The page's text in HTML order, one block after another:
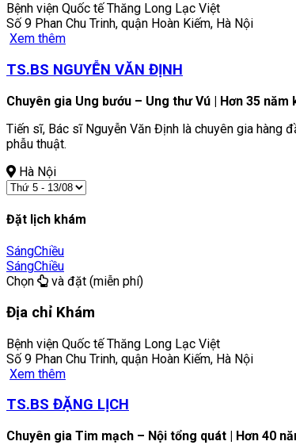
Bệnh viện Quốc tế Thăng Long Lạc Việt
Số 9 Phan Chu Trinh, quận Hoàn Kiếm, Hà Nội
Xem thêm
TS.BS NGUYỄN VĂN ĐỊNH
Chuyên gia Ung bướu – Ung thư Vú | Hơn 35 năm
Tiến sĩ, Bác sĩ Nguyễn Văn Định là chuyên gia hàng
phẫu thuật.
Hà Nội
Đặt lịch khám
SángChiều
SángChiều
Chọn
và đặt (miễn phí)
Địa chỉ Khám
Bệnh viện Quốc tế Thăng Long Lạc Việt
Số 9 Phan Chu Trinh, quận Hoàn Kiếm, Hà Nội
Xem thêm
TS.BS ĐẶNG LỊCH
Chuyên gia Tim mạch – Nội tổng quát | Hơn 40